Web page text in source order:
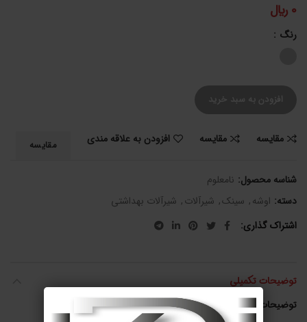
0 ﷼
رنگ
افزودن به سبد خرید
مقایسه مقایسه افزودن به علاقه مندی مقایسه
شناسه محصول: نامعلوم
دسته: اوشه, سینک, شیرآلات, شیرآلات بهداشتی
اشتراک گذاری
توضیحات تکمیلی
توضیحات تکمیلی